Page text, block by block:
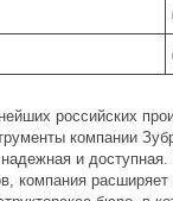
российских
компании
и
компания